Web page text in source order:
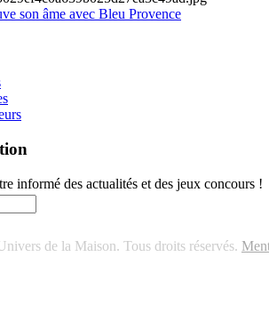
son âme avec Bleu Provence
informé des actualités et des jeux concours !
de la Maison. Tous droits réservés.